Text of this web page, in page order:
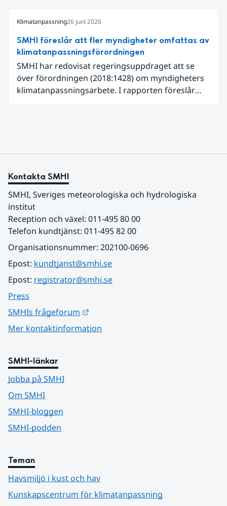
Klimatanpassning26 juni 2026
SMHI föreslår att fler myndigheter omfattas av
klimatanpassningsförordningen
SMHI har redovisat regeringsuppdraget att se
över förordningen (2018:1428) om myndigheters
klimatanpassningsarbete. I rapporten föreslår
Kontakta SMHI
SMHI, Sveriges meteorologiska och hydrologiska
institut
Reception och växel: 011-495 80 00
Telefon kundtjänst: 011-495 82 00
Organisationsnummer: 202100-0696
Epost: kundtjanst@smhi.se
Epost: registrator@smhi.se
Press
SMHIs frågeforum
Mer kontaktinformation
SMHI-länkar
Jobba på SMHI
Om SMHI
SMHI-bloggen
SMHI-podden
Teman
Havsmiljö i kust och hav
Kunskapscentrum för klimatanpassning